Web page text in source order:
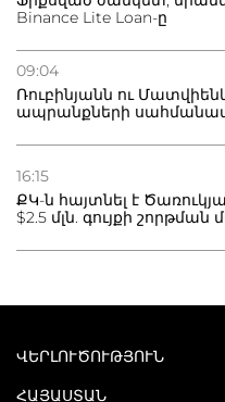
Binance Lite Loan-ը
09:04
Ռուբինյանն ու
ապրանքների
16:15
ՔԿ-ն հայտնել է
$2.5 մլն. գույքի շորթման
ՎԵՐԼՈՒԾՈՒԹՅՈՒՆ
ՀԱՅԱՍՏԱՆ